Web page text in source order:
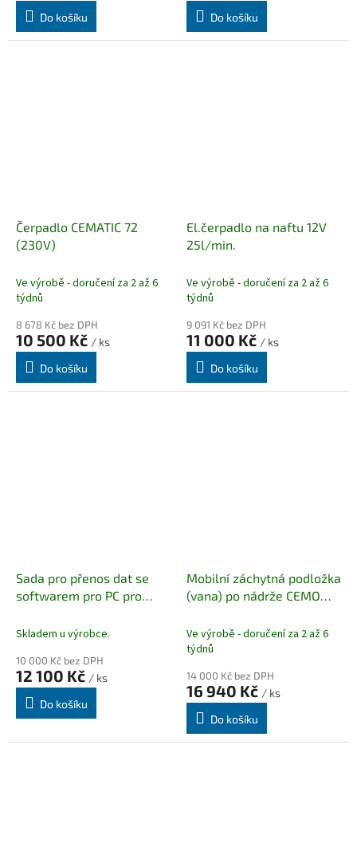
Do košíku
Do košíku
Čerpadlo CEMATIC 72
(230V)
Ve výrobě - doručení za 2 až 6
týdnů
8 678 Kč bez DPH
10 500 Kč / ks
Do košíku
El.čerpadlo na naftu 12V
25l/min.
Ve výrobě - doručení za 2 až 6
týdnů
9 091 Kč bez DPH
11 000 Kč / ks
Do košíku
Sada pro přenos dat se
softwarem pro PC pro
Skladem u výrobce.
10 000 Kč bez DPH
12 100 Kč / ks
Do košíku
Mobilní záchytná podložka
(vana) po nádrže CEMO
Ve výrobě - doručení za 2 až 6
týdnů
14 000 Kč bez DPH
16 940 Kč / ks
Do košíku